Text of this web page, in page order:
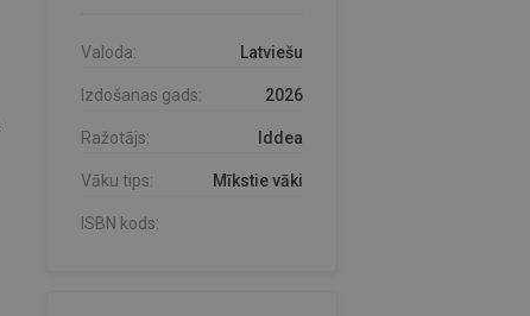
Valoda: Latviešu
Izdošanas gads: 2026
Ražotājs: Iddea
Vāku tips: Mīkstie vāki
ISBN kods: